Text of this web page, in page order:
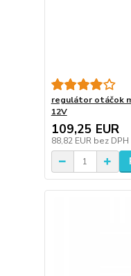
regulátor otáčok
12V
109,25 EUR
88,82 EUR bez DPH